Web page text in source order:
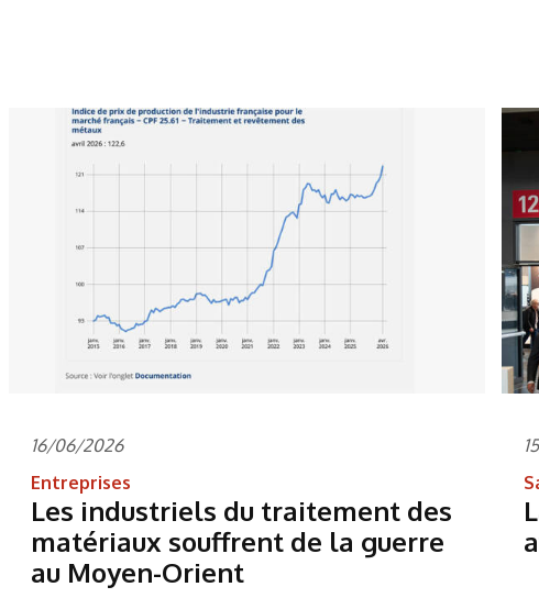
16/06/2026
Entreprises
Les industriels du traitement des
matériaux souffrent de la guerre
au Moyen-Orient